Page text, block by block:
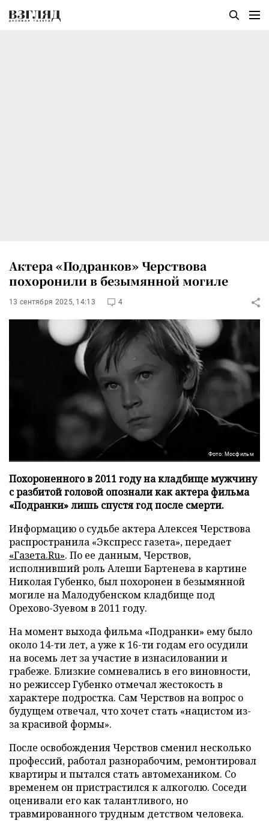
Актера «Подранков» Черствова
похоронили в безымянной могиле
13 сентября 2025, 14:13 4
Фото: Мосфильм
Похороненного в 2011 году на кладбище мужчину
с разбитой головой опознали как актера фильма
«Подранки» лишь спустя год после смерти.
Информацию о судьбе актера Алексея Черствова
распространила «Экспресс газета», передает
«Газета.Ru». По ее данным, Черствов,
исполнивший роль Алеши Бартенева в картине
Николая Губенко, был похоронен в безымянной
могиле на Малодубенском кладбище под
Орехово-Зуевом в 2011 году.
На момент выхода фильма «Подранки» ему было
около 14-ти лет, а уже к 16-ти годам его осудили
на восемь лет за участие в изнасиловании и
грабеже. Близкие сомневались в его виновности,
но режиссер Губенко отмечал жестокость в
характере подростка. Сам Черствов на вопрос о
будущем отвечал, что хочет стать «нацистом из-
за красивой формы».
После освобождения Черствов сменил несколько
профессий, работал разнорабочим, ремонтировал
квартиры и пытался стать автомехаником. Со
временем он пристрастился к алкоголю. Соседи
оценивали его как талантливого, но
травмированного трудным детством человека.